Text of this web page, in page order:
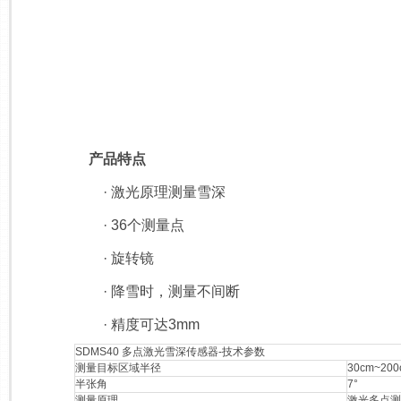
产品特点
· 激光原理测量雪深
· 36个测量点
· 旋转镜
· 降雪时，测量不间断
· 精度可达3mm
SDMS40 多点激光雪深传感器-技术参数
测量目标区域半径
半张角
7°